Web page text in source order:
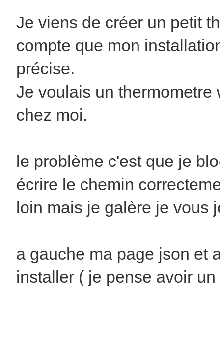
Je viens de créer un petit
compte que mon
précise.
Je voulais un thermometre
chez moi.
le problème c'est que je
écrire le chemin
loin mais je galère je vous
a gauche ma page json et
installer ( je pense avoir